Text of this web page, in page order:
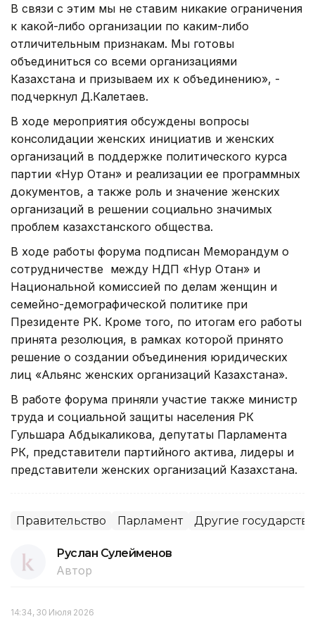
В связи с этим мы не ставим никакие ограничения
к какой-либо организации по каким-либо
отличительным признакам. Мы готовы
объединиться со всеми организациями
Казахстана и призываем их к объединению», -
подчеркнул Д.Калетаев.
В ходе мероприятия обсуждены вопросы
консолидации женских инициатив и женских
организаций в поддержке политического курса
партии «Нур Отан» и реализации ее программных
документов, а также роль и значение женских
организаций в решении социально значимых
проблем казахстанского общества.
В ходе работы форума подписан Меморандум о
сотрудничестве между НДП «Нур Отан» и
Национальной комиссией по делам женщин и
семейно-демографической политике при
Президенте РК. Кроме того, по итогам его работы
принята резолюция, в рамках которой принято
решение о создании объединения юридических
лиц «Альянс женских организаций Казахстана».
В работе форума приняли участие также министр
труда и социальной защиты населения РК
Гульшара Абдыкаликова, депутаты Парламента
РК, представители партийного актива, лидеры и
представители женских организаций Казахстана.
Правительство Парламент Другие
Руслан Сулейменов
Автор
14:34, 30 Июля 2026